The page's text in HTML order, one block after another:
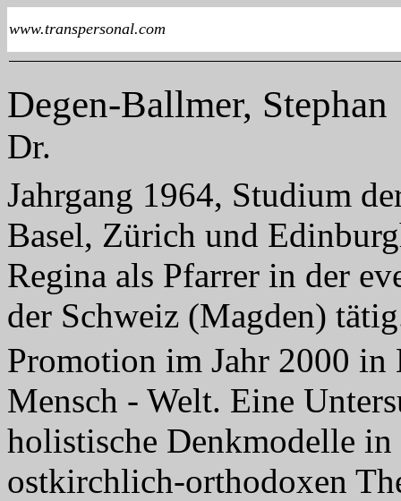
www.transpersonal.com
Degen-Ballmer, Stephan
Dr.
Jahrgang 1964, Studium
Basel, Zürich und
Regina als Pfarrer in der
der Schweiz (Magden)
Promotion im Jahr 2000 in
Mensch - Welt. Eine
holistische Denkmodelle in
ostkirchlich-orthodoxen